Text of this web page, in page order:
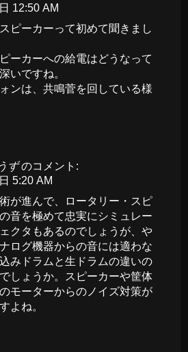
12:50 AM
ピーカーって初めて聞きまし
ーカーへの給電はどうなって
いですね。
ンは、共鳴菅を回している様
ず のコメント:
5:20 AM
が進んで、ロータリー・スピ
音を極めて忠実にシミュレー
クタもあるのでしょうが、や
ログ機器からの音には適わな
みドラムと生ドラムの違いの
しょうか。スピーカーや筐体
モーターからのノイズ対策が
よね。